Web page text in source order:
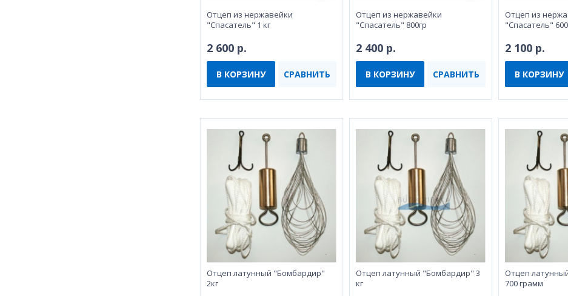
Отцеп из нержавейки
"Спасатель" 1 кг
2 600 р.
В КОРЗИНУ СРАВНИТЬ
Отцеп из нержавейки
"Спасатель" 800гр
2 400 р.
В КОРЗИНУ СРАВНИТЬ
Отцеп из
"Спасатель"
2 100 р.
В КОРЗИНУ
Отцеп латунный "Бомбардир"
2кг
Отцеп латунный "Бомбардир" 3
кг
Отцеп
700 грамм